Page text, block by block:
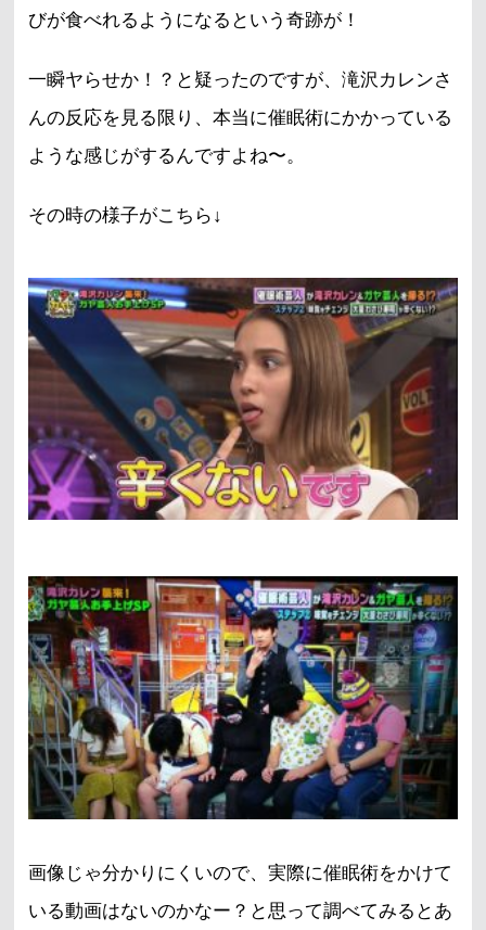
びが食べれるようになるという奇跡が！
一瞬ヤらせか！？と疑ったのですが、滝沢カレンさ
んの反応を見る限り、本当に催眠術にかかっている
ような感じがするんですよね〜。
その時の様子がこちら↓
画像じゃ分かりにくいので、実際に催眠術をかけて
いる動画はないのかなー？と思って調べてみるとあ